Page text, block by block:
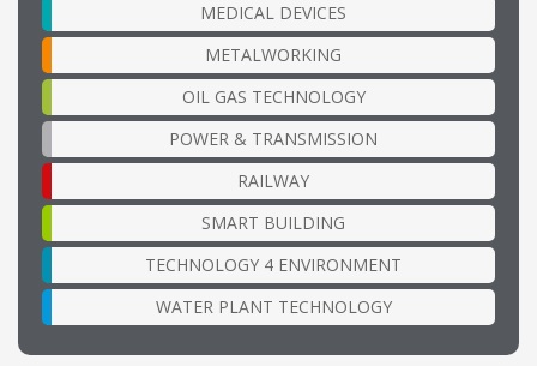
MEDICAL DEVICES
METALWORKING
OIL GAS TECHNOLOGY
POWER & TRANSMISSION
RAILWAY
SMART BUILDING
TECHNOLOGY 4 ENVIRONMENT
WATER PLANT TECHNOLOGY